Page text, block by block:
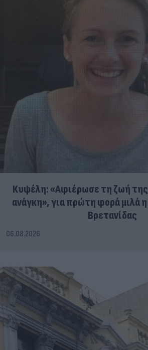
Κυψέλη: «Αφιέρωσε τη ζωή της
ανάγκη», για πρώτη φορά μιλά η
Βρετανίδας
06.08.2026